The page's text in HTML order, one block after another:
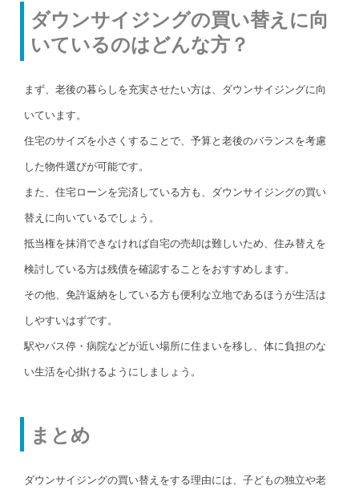
ダウンサイジングの買い替えに向
いているのはどんな方？
まず、老後の暮らしを充実させたい方は、ダウンサイジングに向
いています。
住宅のサイズを小さくすることで、予算と老後のバランスを考慮
した物件選びが可能です。
また、住宅ローンを完済している方も、ダウンサイジングの買い
替えに向いているでしょう。
抵当権を抹消できなければ自宅の売却は難しいため、住み替えを
検討している方は残債を確認することをおすすめします。
その他、免許返納をしている方も便利な立地であるほうが生活は
しやすいはずです。
駅やバス停・病院などが近い場所に住まいを移し、体に負担のな
い生活を心掛けるようにしましょう。
まとめ
ダウンサイジングの買い替えをする理由には、子どもの独立や老